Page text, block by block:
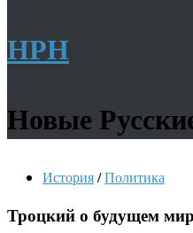
НРН
Новые
История/Политика
Троцкий о будущем